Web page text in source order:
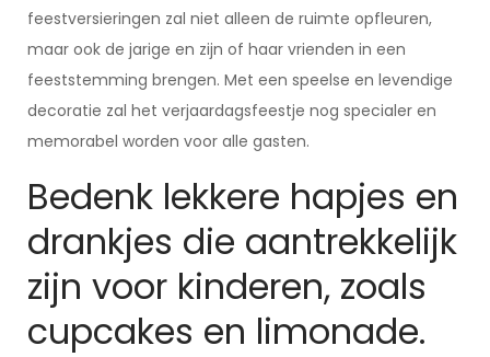
feestversieringen zal niet alleen de ruimte opfleuren,
maar ook de jarige en zijn of haar vrienden in een
feeststemming brengen. Met een speelse en levendige
decoratie zal het verjaardagsfeestje nog specialer en
memorabel worden voor alle gasten.
Bedenk lekkere hapjes en
drankjes die aantrekkelijk
zijn voor kinderen, zoals
cupcakes en limonade.